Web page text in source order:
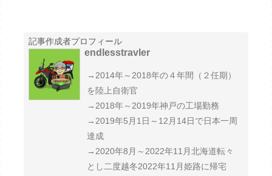
記事作成者プロフィール
endlesstravler
→2014年～2018年の４年間（２任期）
を陸上自衛官
→2018年～2019年神戸の工場勤務
→2019年5月1日～12月14日で日本一周
達成
→2020年8月～2022年11月北海道転々
とし二度越冬2022年11月姫路に帰宅